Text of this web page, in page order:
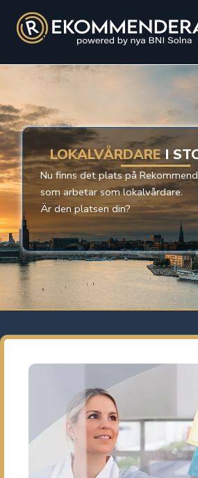
innehåll
LOKALVÅRDARE I
Nu finns det plats på
som arbetar som lokalvårdare.
Är den platsen din?